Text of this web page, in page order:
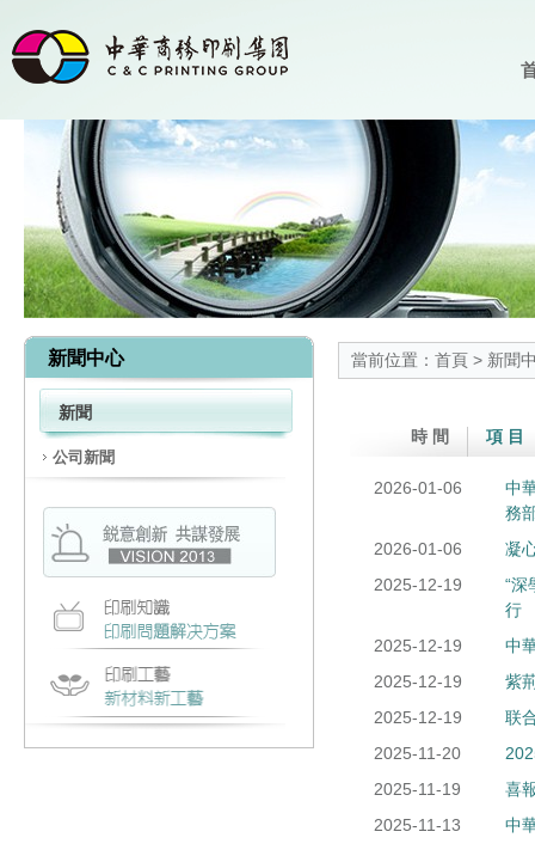
新聞中心
新聞
公司新聞
當前位置： 首頁 > 新聞
時 間 項 目
2026-01-06
中
務
2026-01-06
凝
2025-12-19
“深
行
2025-12-19
中
2025-12-19
紫
2025-12-19
联
2025-11-20
2025-11-19
喜
2025-11-13
中